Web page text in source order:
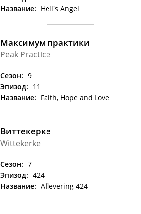
Название: Hell's Angel
Максимум практики
Peak Practice
Сезон: 9
Эпизод: 11
Название: Faith, Hope and Love
Виттекерке
Wittekerke
Сезон: 7
Эпизод: 424
Название: Aflevering 424